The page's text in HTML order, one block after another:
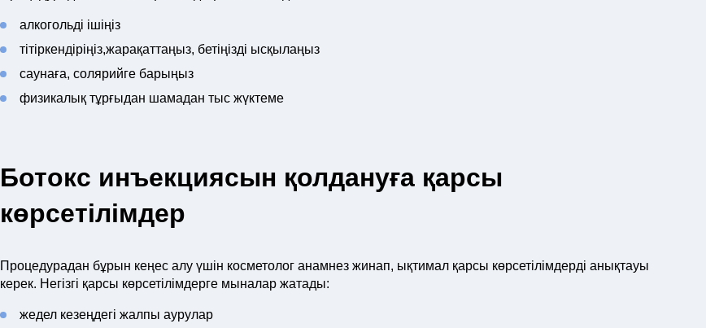
алкогольді ішіңіз
тітіркендіріңіз,жарақаттаңыз, бетіңізді ысқылаңыз
саунаға, солярийге барыңыз
физикалық тұрғыдан шамадан тыс жүктеме
Ботокс инъекциясын қолдануға қарсы
көрсетілімдер
Процедурадан бұрын кеңес алу үшін косметолог анамнез жинап, ықтимал қарсы көрсетілімдерді анықтауы
керек. Негізгі қарсы көрсетілімдерге мыналар жатады:
жедел кезеңдегі жалпы аурулар